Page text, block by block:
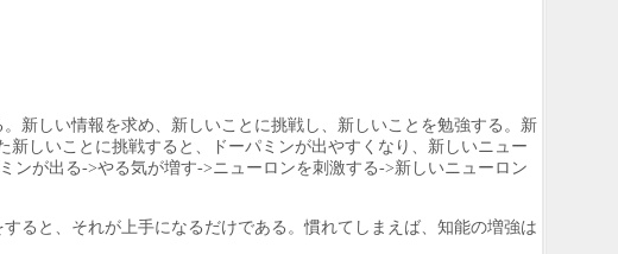
新しい情報を求め、新しいことに挑戦し、新しいことを勉強する。新
しいことに挑戦すると、ドーパミンが出やすくなり、新しいニュー
ンが出る->やる気が増す->ニューロンを刺激する->新しいニューロン
ると、それが上手になるだけである。慣れてしまえば、知能の増強は